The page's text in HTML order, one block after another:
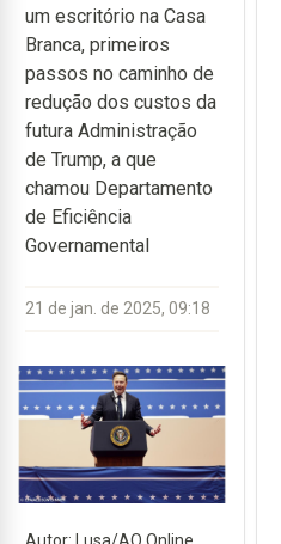
um escritório na Casa
Branca, primeiros
passos no caminho de
redução dos custos da
futura Administração
de Trump, a que
chamou Departamento
de Eficiência
Governamental
21 de jan. de 2025, 09:18